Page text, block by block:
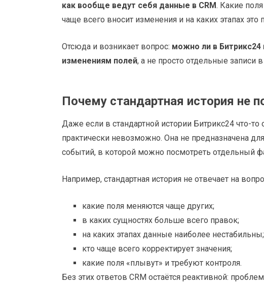
как вообще ведут себя данные в CRM. Какие
чаще всего вносит изменения и на каких этапах это
Отсюда и возникает вопрос: можно ли в Битрикс24
изменениям полей, а не просто отдельные записи в
Почему стандартная история не
Даже если в стандартной истории Битрикс24 что-то
практически невозможно. Она не предназначена
событий, в которой можно посмотреть отдельный
Например, стандартная история не отвечает на
какие поля меняются чаще других;
в каких сущностях больше всего правок;
на каких этапах данные наиболее нестабильны;
кто чаще всего корректирует значения;
какие поля «плывут» и требуют контроля.
Без этих ответов CRM остаётся реактивной: